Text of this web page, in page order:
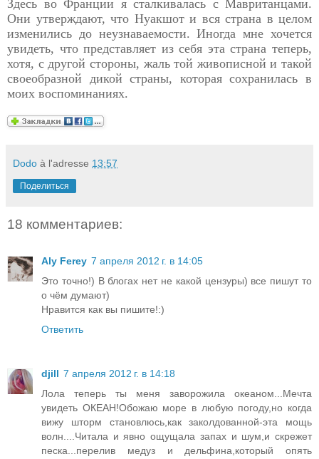
Здесь во Франции я сталкивалась с Мавританцами.
Они утверждают, что Нуакшот и вся страна в целом
изменились до неузнаваемости. Иногда мне хочется
увидеть, что представляет из себя эта страна теперь,
хотя, с другой стороны, жаль той живописной и такой
своеобразной дикой страны, которая сохранилась в
моих воспоминаниях.
Dodo à l'adresse 13:57
Поделиться
18 комментариев:
Aly Ferey 7 апреля 2012 г. в 14:05
Это точно!) В блогах нет не какой цензуры) все пишут то
о чём думают)
Нравится как вы пишите!:)
Ответить
djill 7 апреля 2012 г. в 14:18
Лола теперь ты меня заворожила океаном...Мечта
увидеть ОКЕАН!Обожаю море в любую погоду,но когда
вижу шторм становлюсь,как заколдованной-эта мощь
волн....Читала и явно ощущала запах и шум,и скрежет
песка...перелив медуз и дельфина,который опять